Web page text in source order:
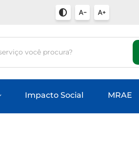
Impacto Social MRAE